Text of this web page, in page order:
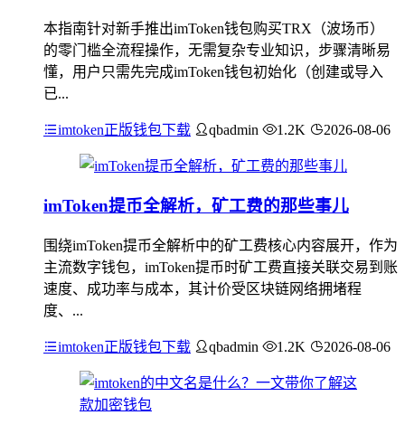
本指南针对新手推出imToken钱包购买TRX（波场币）
的零门槛全流程操作，无需复杂专业知识，步骤清晰易
懂，用户只需先完成imToken钱包初始化（创建或导入
已...
imtoken正版钱包下载 qbadmin 1.2K 2026-08-06
imToken提币全解析，矿工费的那些事儿
围绕imToken提币全解析中的矿工费核心内容展开，作为
主流数字钱包，imToken提币时矿工费直接关联交易到账
速度、成功率与成本，其计价受区块链网络拥堵程
度、...
imtoken正版钱包下载 qbadmin 1.2K 2026-08-06